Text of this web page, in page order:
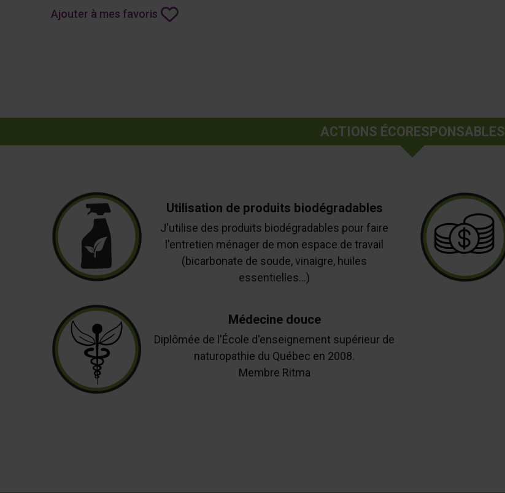
Ajouter à mes favoris
ACTIONS ÉCORESPONSABLES
Utilisation de produits biodégradables
J'utilise des produits biodégradables pour faire
l'entretien ménager de mon espace de travail
(bicarbonate de soude, vinaigre, huiles
essentielles...)
Médecine douce
Diplômée de l'École d'enseignement supérieur de
naturopathie du Québec en 2008.
Membre Ritma